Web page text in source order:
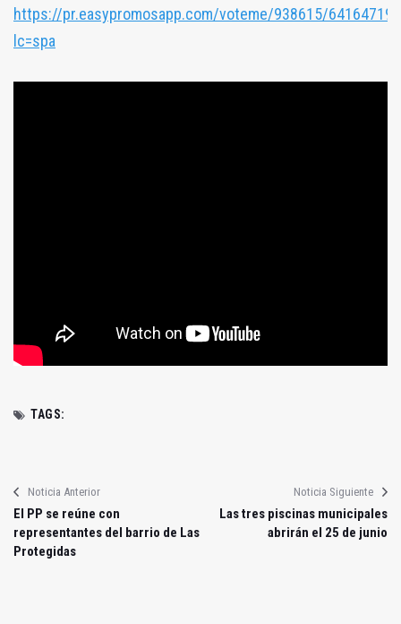
https://pr.easypromosapp.com/voteme/938615/
lc=spa
TAGS:
Noticia Anterior
El PP se reúne con
representantes del barrio de Las
Protegidas
Noticia Siguiente
Las tres piscinas municipales
abrirán el 25 de junio